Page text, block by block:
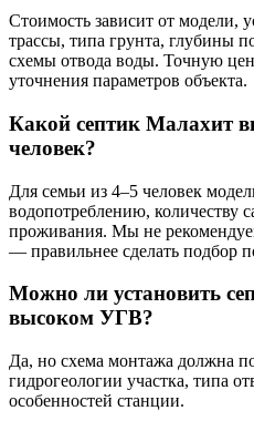
Стоимость зависит от модели,
трассы, типа грунта, глубины
схемы отвода воды. Точную
уточнения параметров объекта.
Какой септик Малахит
человек?
Для семьи из 4–5 человек
водопотреблению, количеству
проживания. Мы не
— правильнее сделать подбор
Можно ли установить
высоком УГВ?
Да, но схема монтажа должна
гидрогеологии участка, типа
особенностей станции.